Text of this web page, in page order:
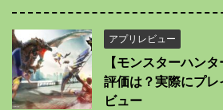
アプリレビュー
【モンスターハン
評価は？実際にプ
ビュー